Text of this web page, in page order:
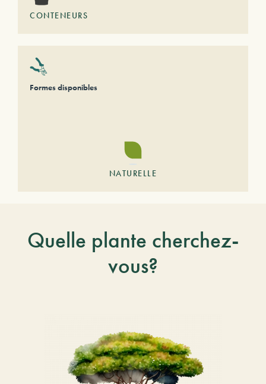
CONTENEURS
Formes disponibles
NATURELLE
Quelle plante cherchez-
vous?